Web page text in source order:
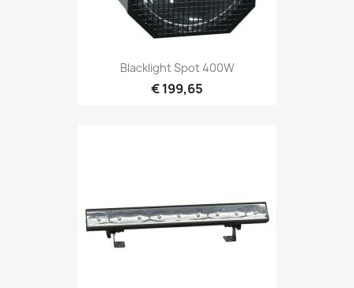
Snel bekijken
Blacklight Spot 400W
€ 199,65